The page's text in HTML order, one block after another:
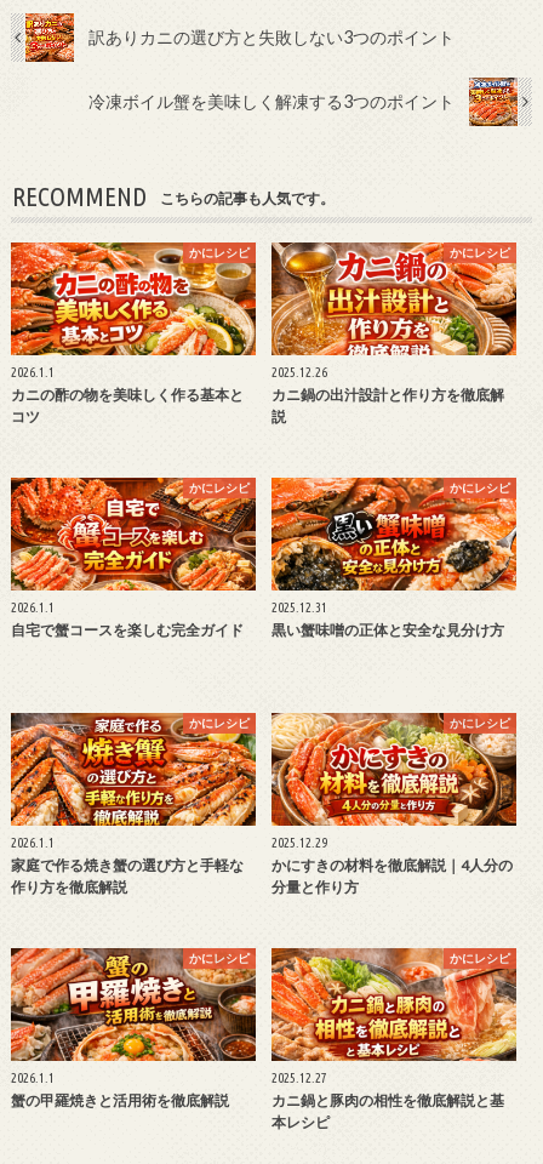
訳ありカニの選び方と失敗しない3つのポイント
冷凍ボイル蟹を美味しく解凍する3つのポイント
RECOMMEND こちらの記事も人気です。
かにレシピ
2026.1.1
カニの酢の物を美味しく作る基本と
コツ
かにレシピ
2025.12.26
カニ鍋の出汁設計と作り方を徹底解
説
かにレシピ
2026.1.1
自宅で蟹コースを楽しむ完全ガイド
かにレシピ
2025.12.31
黒い蟹味噌の正体と安全な見分け方
かにレシピ
2026.1.1
家庭で作る焼き蟹の選び方と手軽な
作り方を徹底解説
かにレシピ
2025.12.29
かにすきの材料を徹底解説｜4人分の
分量と作り方
かにレシピ
2026.1.1
蟹の甲羅焼きと活用術を徹底解説
かにレシピ
2025.12.27
カニ鍋と豚肉の相性を徹底解説と基
本レシピ